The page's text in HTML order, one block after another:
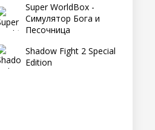
Super WorldBox -
Симулятор Бога и
Песочница
Shadow Fight 2 Special
Edition